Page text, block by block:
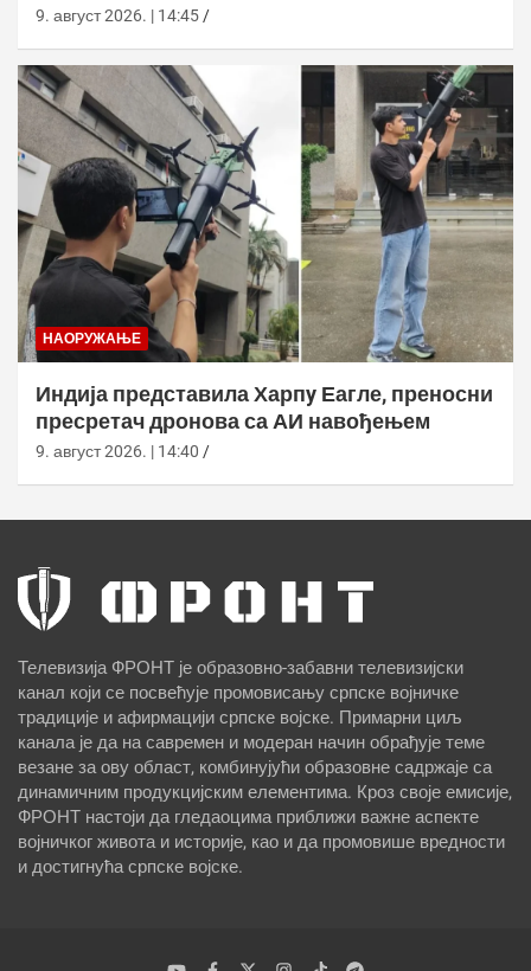
9. август 2026. | 14:45
НАОРУЖАЊЕ
Индија представила Харпy Еагле, преносни
пресретач дронова са АИ навођењем
9. август 2026. | 14:40
Телевизија ФРОНТ је образовно-забавни телевизијски
канал који се посвећује промовисању српске војничке
традиције и афирмацији српске војске. Примарни циљ
канала је да на савремен и модеран начин обрађује теме
везане за ову област, комбинујући образовне садржаје са
динамичним продукцијским елементима. Кроз своје емисије,
ФРОНТ настоји да гледаоцима приближи важне аспекте
војничког живота и историје, као и да промовише вредности
и достигнућа српске војске.